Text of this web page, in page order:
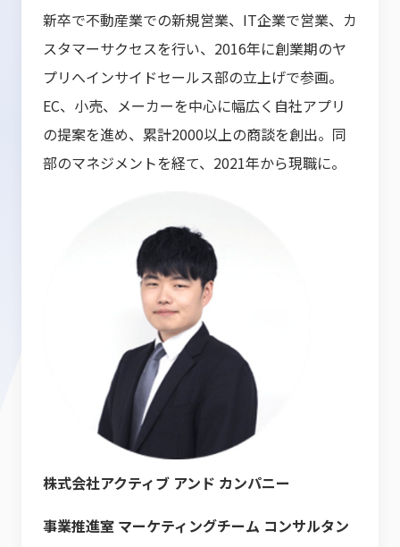
新卒で不動産業での新規営業、IT企業で営業、カ
スタマーサクセスを行い、2016年に創業期のヤ
プリへインサイドセールス部の立上げで参画。
EC、小売、メーカーを中心に幅広く自社アプリ
の提案を進め、累計2000以上の商談を創出。同
部のマネジメントを経て、2021年から現職に。
株式会社アクティブ アンド カンパニー
事業推進室 マーケティングチーム コンサルタン